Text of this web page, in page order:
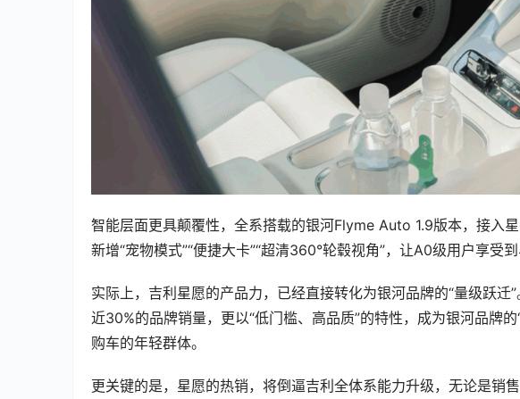
智能层面更具颠覆性，全系搭载的银河Flyme Auto 1.9版本，接入
新增“宠物模式”“便捷大卡”“超清360°轮毂视角”，让A0级用户享受
实际上，吉利星愿的产品力，已经直接转化为银河品牌的“量级跃迁
近30%的品牌销量，更以“低门槛、高品质”的特性，成为银河品牌
购车的年轻群体。
更关键的是，星愿的热销，将倒逼吉利全体系能力升级，无论是销